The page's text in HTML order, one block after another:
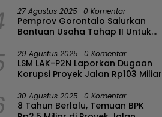
27 Agustus 2025 0 Komentar
Pemprov Gorontalo Salurkan
Bantuan Usaha Tahap II Untuk
Bulango
29 Agustus 2025 0 Komentar
LSM LAK-P2N Laporkan Dugaan
Korupsi Proyek Jalan Rp103 Miliar
30 Agustus 2025 0 Komentar
8 Tahun Berlalu, Temuan BPK